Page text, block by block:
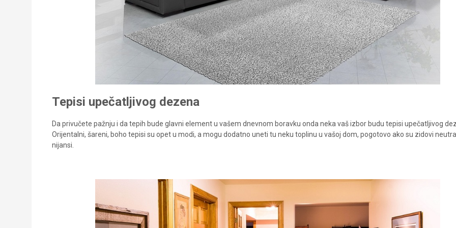
Tepisi upečatljivog dezena
Da privučete pažnju i da tepih bude glavni element u vašem dnevnom boravku onda neka vaš izbor budu tepisi upečatljivog
Orijentalni, šareni, boho tepisi su opet u modi, a mogu dodatno uneti tu neku toplinu u vašoj dom, pogotovo ako su zidovi
nijansi.